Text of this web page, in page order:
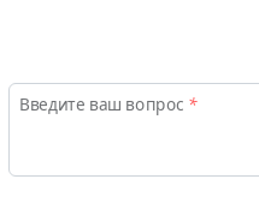
Введите ваш вопрос *